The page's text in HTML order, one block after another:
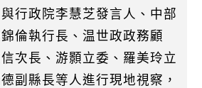
行政院李慧芝發言人、中部
倫執行長、温世政政務顧
次長、游顥立委、羅美玲立
副縣長等人進行現地視察，